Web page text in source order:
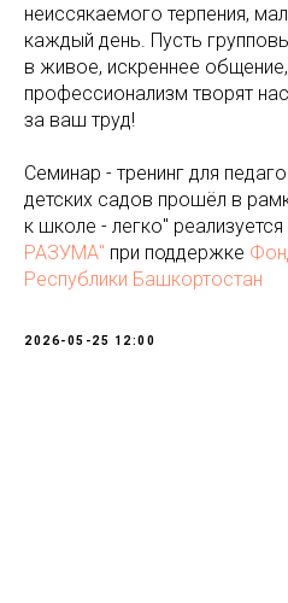
неиссякаемого терпения,
каждый день. Пусть
в живое, искреннее
профессионализм творят
за ваш труд!
Семинар - тренинг для
детских садов прошёл в
к школе - легко" реализуется
РАЗУМА" при поддержке
Республики Башкортостан
2026-05-25 12:00